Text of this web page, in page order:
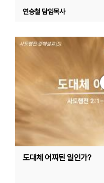
연승철 담임목사
도대체 어찌된 일인가?